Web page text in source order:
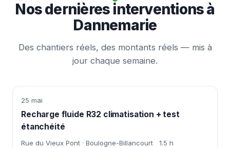
Nos dernières interventions à
Dannemarie
Des chantiers réels, des montants réels — mis à
jour chaque semaine.
25 mai
Recharge fluide R32 climatisation + test
étanchéité
Rue du Vieux Pont · Boulogne-Billancourt 1.5 h